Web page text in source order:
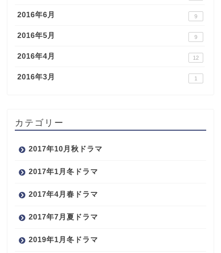
2016年6月 9
2016年5月 9
2016年4月 12
2016年3月 1
カテゴリー
2017年10月秋ドラマ
2017年1月冬ドラマ
2017年4月春ドラマ
2017年7月夏ドラマ
2019年1月冬ドラマ